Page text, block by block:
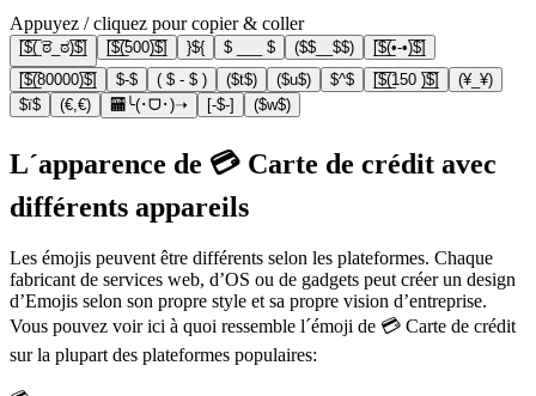
Appuyez / cliquez pour copier & coller
[̲̅$̲̅(̲̅ ͡ಠ_ಠ)̲̅$̲̅] [̲̅$̲̅(̲̅500)̲̅$̲̅] }${ $ ___ $ ($$__$$)
[̲̅$̲̅(̲̅•-•)̲̅$̲̅]
[̲̅$̲̅(̲̅80000)̲̅$̲̅]
$-$ ( $ - $ ) ($t$) ($u$) $^$ [̲̅$̲̅(̲̅150 )̲̅$̲̅]
(¥_¥)
$ï$
(€,€) 🏧╰(･ᗜ･)➝ [-$-] ($w$)
L´apparence de 💳 Carte de crédit avec
différents appareils
Les émojis peuvent être différents selon les plateformes. Chaque
fabricant de services web, d’OS ou de gadgets peut créer un design
d’Emojis selon son propre style et sa propre vision d’entreprise.
Vous pouvez voir ici à quoi ressemble l´émoji de 💳 Carte de crédit
sur la plupart des plateformes populaires: